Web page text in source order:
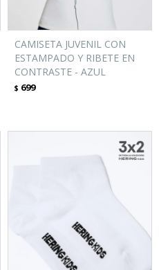
CAMISETA JUVENIL CON
ESTAMPADO Y RIBETE EN
CONTRASTE - AZUL
$ 699